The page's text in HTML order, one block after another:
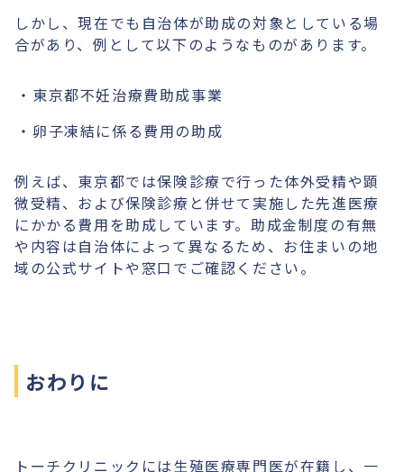
しかし、現在でも自治体が助成の対象としている場
合があり、例として以下のようなものがあります。
東京都不妊治療費助成事業
卵子凍結に係る費用の助成
例えば、東京都では保険診療で行った体外受精や顕
微受精、および保険診療と併せて実施した先進医療
にかかる費用を助成しています。助成金制度の有無
や内容は自治体によって異なるため、お住まいの地
域の公式サイトや窓口でご確認ください。
おわりに
トーチクリニックには生殖医療専門医が在籍し、一